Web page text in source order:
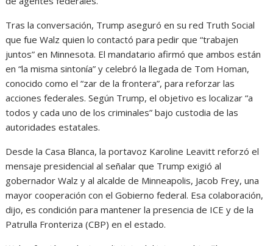
Tras la conversación, Trump aseguró en su red Truth Social
que fue Walz quien lo contactó para pedir que “trabajen
juntos” en Minnesota. El mandatario afirmó que ambos están
en “la misma sintonía” y celebró la llegada de Tom Homan,
conocido como el “zar de la frontera”, para reforzar las
acciones federales. Según Trump, el objetivo es localizar “a
todos y cada uno de los criminales” bajo custodia de las
autoridades estatales.
Desde la Casa Blanca, la portavoz Karoline Leavitt reforzó el
mensaje presidencial al señalar que Trump exigió al
gobernador Walz y al alcalde de Minneapolis, Jacob Frey, una
mayor cooperación con el Gobierno federal. Esa colaboración,
dijo, es condición para mantener la presencia de ICE y de la
Patrulla Fronteriza (CBP) en el estado.